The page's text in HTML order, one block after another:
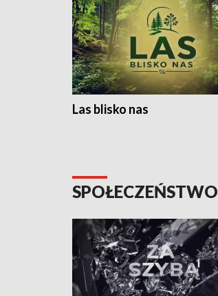
Las blisko nas
SPOŁECZEŃSTWO